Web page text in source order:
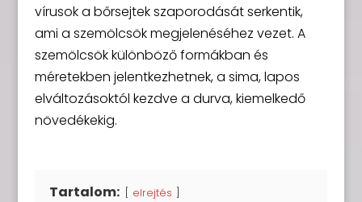
vírusok a bőrsejtek szaporodását serkentik,
ami a szemölcsök megjelenéséhez vezet. A
szemölcsök különböző formákban és
méretekben jelentkezhetnek, a sima, lapos
elváltozásoktól kezdve a durva, kiemelkedő
növedékekig.
Tartalom: elrejtés